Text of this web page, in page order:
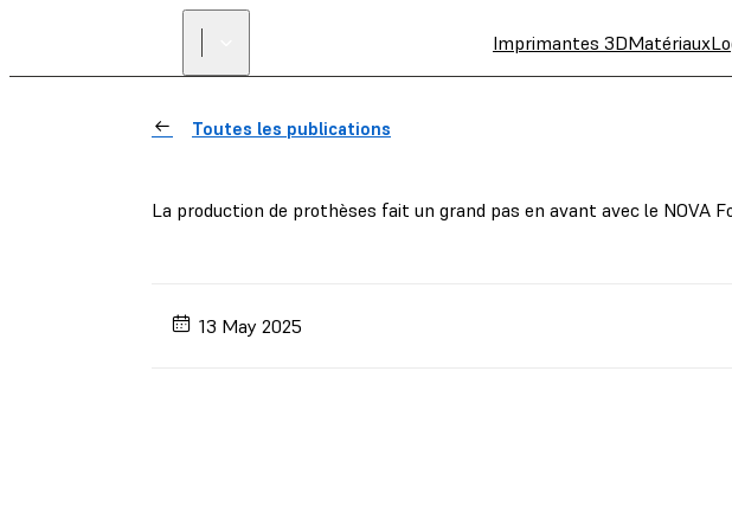
Imprimantes 3DMatériaux
Toutes les publications
La production de prothèses fait un grand pas en avant avec le NOVA
13 May 2025